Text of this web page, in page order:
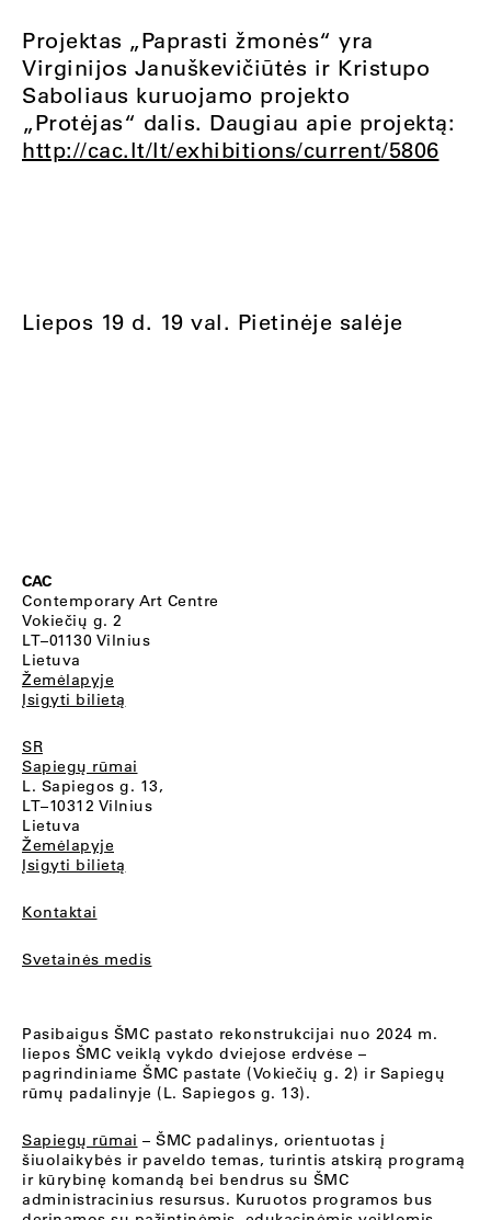
Projektas „Paprasti žmonės“ yra
Virginijos Januškevičiūtės ir Kristupo
Saboliaus kuruojamo projekto
„Protėjas“ dalis. Daugiau apie projektą:
http://cac.lt/lt/exhibitions/current/5806
Liepos 19 d. 19 val. Pietinėje salėje
CAC
Contemporary Art Centre
Vokiečių g. 2
LT–01130 Vilnius
Lietuva
Žemėlapyje
Įsigyti bilietą
SR
Sapiegų rūmai
L. Sapiegos g. 13,
LT–10312 Vilnius
Lietuva
Žemėlapyje
Įsigyti bilietą
Kontaktai
Svetainės medis
Pasibaigus ŠMC pastato rekonstrukcijai nuo 2024 m.
liepos ŠMC veiklą vykdo dviejose erdvėse –
pagrindiniame ŠMC pastate (Vokiečių g. 2) ir Sapiegų
rūmų padalinyje (L. Sapiegos g. 13).
Sapiegų rūmai – ŠMC padalinys, orientuotas į
šiuolaikybės ir paveldo temas, turintis atskirą programą
ir kūrybinę komandą bei bendrus su ŠMC
administracinius resursus. Kuruotos programos bus